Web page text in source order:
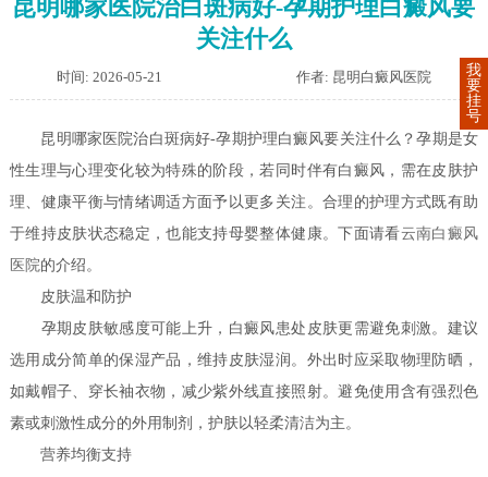
昆明哪家医院治白斑病好-孕期护理白癜风要
关注什么
时间: 2026-05-21 作者: 昆明白癜风医院
昆明哪家医院治白斑病好-孕期护理白癜风要关注什么？孕期是女
性生理与心理变化较为特殊的阶段，若同时伴有白癜风，需在皮肤护
理、健康平衡与情绪调适方面予以更多关注。合理的护理方式既有助
于维持皮肤状态稳定，也能支持母婴整体健康。下面请看云南白癜风
医院的介绍。
皮肤温和防护
孕期皮肤敏感度可能上升，白癜风患处皮肤更需避免刺激。建议
选用成分简单的保湿产品，维持皮肤湿润。外出时应采取物理防晒，
如戴帽子、穿长袖衣物，减少紫外线直接照射。避免使用含有强烈色
素或刺激性成分的外用制剂，护肤以轻柔清洁为主。
营养均衡支持
我
要
挂
号